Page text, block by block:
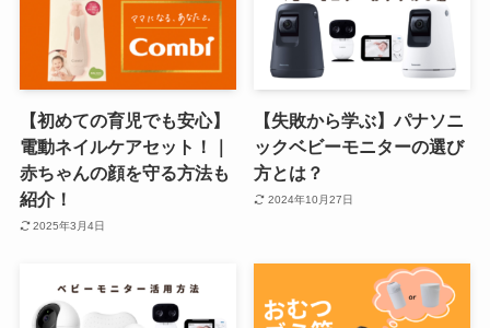
【初めての育児でも安心】
電動ネイルケアセット！｜
赤ちゃんの顔を守る方法も
紹介！
2025年3月4日
【失敗から学ぶ】パナソニ
ックベビーモニターの選び
方とは？
2024年10月27日